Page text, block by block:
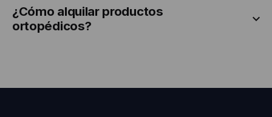
¿Cómo alquilar productos
ortopédicos?